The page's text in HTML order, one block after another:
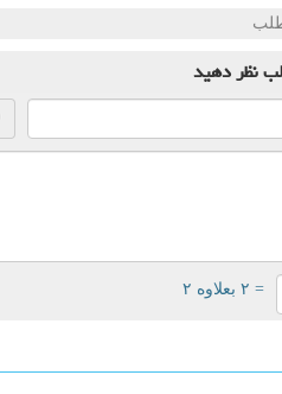
نظر دهید
= ۲ بعلاوه ۲